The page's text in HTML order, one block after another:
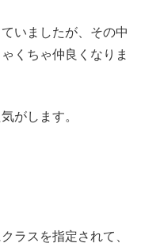
いましたが、その中
くちゃ仲良くなりま
がします。
ラスを指定されて、